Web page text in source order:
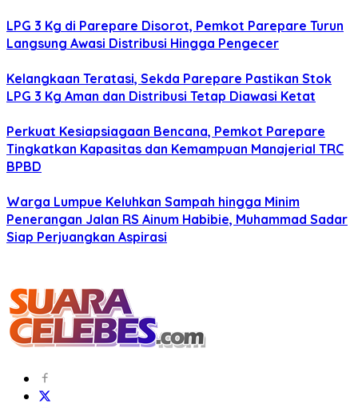
LPG 3 Kg di Parepare Disorot, Pemkot Parepare Turun
Langsung Awasi Distribusi Hingga Pengecer
Kelangkaan Teratasi, Sekda Parepare Pastikan Stok
LPG 3 Kg Aman dan Distribusi Tetap Diawasi Ketat
Perkuat Kesiapsiagaan Bencana, Pemkot Parepare
Tingkatkan Kapasitas dan Kemampuan Manajerial TRC
BPBD
Warga Lumpue Keluhkan Sampah hingga Minim
Penerangan Jalan RS Ainum Habibie, Muhammad Sadar
Siap Perjuangkan Aspirasi